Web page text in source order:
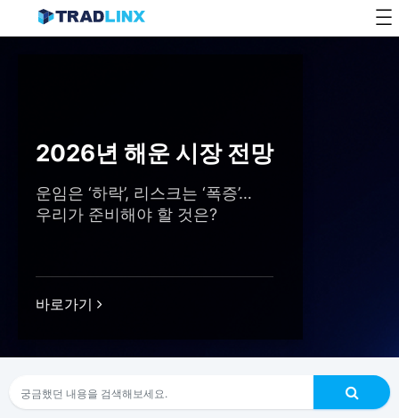
2026년 해운 시장 전망
운임은 ‘하락’, 리스크는 ‘폭증’…
우리가 준비해야 할 것은?
바로가기